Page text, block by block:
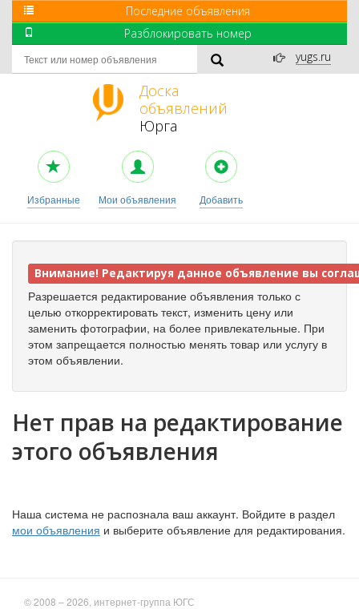
Последние объявления
Разблокировать номер
yugs.ru
Доска
объявлений
Юрга
Избранные Мои объявления Добавить
Внимание! Редактируя данное объявление вы
Разрешается редактирование объявления только с
целью откорректировать текст, изменить цену или
заменить фотографии, на более привлекательные. При
этом запрещается полностью менять товар или услугу в
этом объявлении.
Нет прав на редактирование
этого объявления
Наша система не распознала ваш аккаунт. Войдите в раздел
мои объявления и выберите объявление для редактирования.
© 2008 – 2026, интернет-группа ЮГС